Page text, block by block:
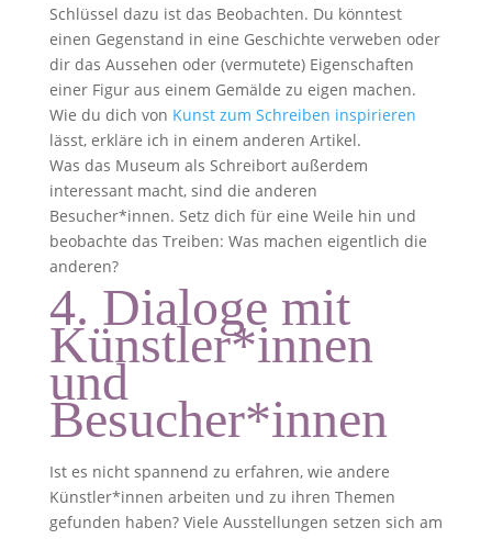
Schlüssel dazu ist das Beobachten. Du könntest
einen Gegenstand in eine Geschichte verweben oder
dir das Aussehen oder (vermutete) Eigenschaften
einer Figur aus einem Gemälde zu eigen machen.
Wie du dich von Kunst zum Schreiben inspirieren
lässt, erkläre ich in einem anderen Artikel.
Was das Museum als Schreibort außerdem
interessant macht, sind die anderen
Besucher*innen. Setz dich für eine Weile hin und
beobachte das Treiben: Was machen eigentlich die
anderen?
4. Dialoge mit
Künstler*innen
und
Besucher*innen
Ist es nicht spannend zu erfahren, wie andere
Künstler*innen arbeiten und zu ihren Themen
gefunden haben? Viele Ausstellungen setzen sich am